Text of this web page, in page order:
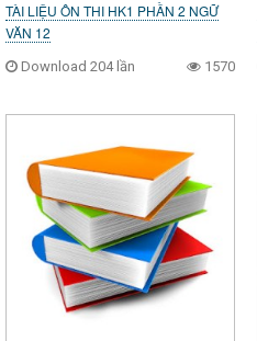
TÀI LIỆU ÔN THI HK1 PHẦN 2 NGỮ
VĂN 12
Download 204 lần 1570